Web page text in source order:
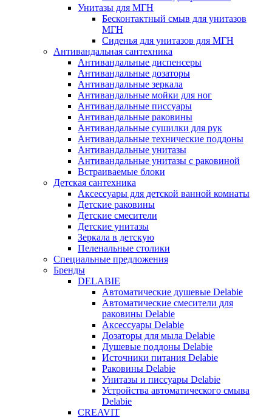
Унитазы для МГН
Бесконтактный смыв для унитазов
МГН
Сиденья для унитазов для МГН
Антивандальная сантехника
Антивандальные диспенсеры
Антивандальные дозаторы
Антивандальные зеркала
Антивандальные мойки для ног
Антивандальные писсуары
Антивандальные раковины
Антивандальные сушилки для рук
Антивандальные технические поддоны
Антивандальные унитазы
Антивандальные унитазы с раковиной
Встраиваемые блоки
Детская сантехника
Аксессуары для детской ванной комнаты
Детские раковины
Детские смесители
Детские унитазы
Зеркала в детскую
Пеленальные столики
Специальные предложения
Бренды
DELABIE
Автоматические душевые Delabie
Автоматические смесители для
раковины Delabie
Аксессуары Delabie
Дозаторы для мыла Delabie
Душевые поддоны Delabie
Источники питания Delabie
Раковины Delabie
Унитазы и писсуары Delabie
Устройства автоматического смыва
Delabie
CREAVIT